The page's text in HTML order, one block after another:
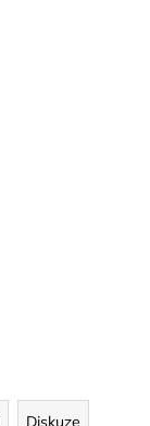
Diskuze